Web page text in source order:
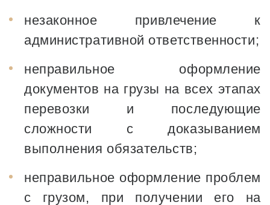
незаконное привлечение к
административной ответственности;
неправильное оформление
документов на грузы на всех этапах
перевозки и последующие
сложности с доказыванием
выполнения обязательств;
неправильное оформление проблем
с грузом, при получении его на